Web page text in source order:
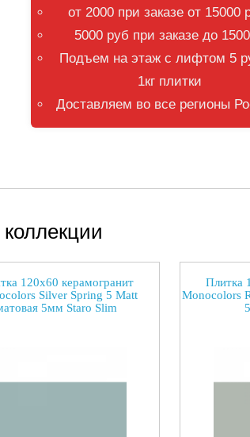
от 2000 при заказе от 15000
5000 руб при заказе до
Подъем на этаж с лифтом 5
1кг плитки
Доставляем во все регионы
120x60 керамогранит
Silver Spring 5 Matt
5мм Staro Slim
Плитка
Monocolors